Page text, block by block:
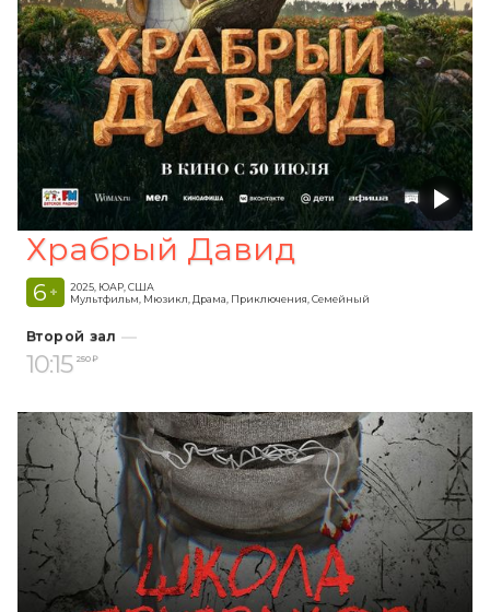
Храбрый Давид
6 +
2025, ЮАР, США
Мультфильм, Мюзикл, Драма, Приключения, Семейный
Второй зал
10:15 250 ₽